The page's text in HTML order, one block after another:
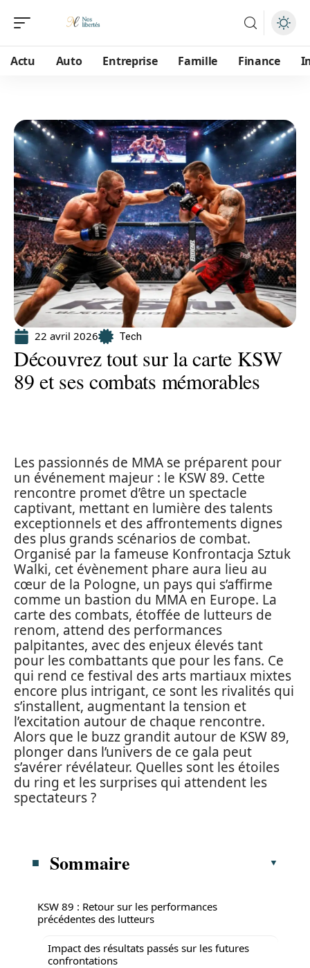
Actu Auto Entreprise Famille Finance
22 avril 2026 Tech
Découvrez tout sur la carte KSW
89 et ses combats mémorables
Les passionnés de MMA se préparent pour
un événement majeur : le KSW 89. Cette
rencontre promet d’être un spectacle
captivant, mettant en lumière des talents
exceptionnels et des affrontements dignes
des plus grands scénarios de combat.
Organisé par la fameuse Konfrontacja Sztuk
Walki, cet évènement phare aura lieu au
cœur de la Pologne, un pays qui s’affirme
comme un bastion du MMA en Europe. La
carte des combats, étoffée de lutteurs de
renom, attend des performances
palpitantes, avec des enjeux élevés tant
pour les combattants que pour les fans. Ce
qui rend ce festival des arts martiaux mixtes
encore plus intrigant, ce sont les rivalités qui
s’installent, augmentant la tension et
l’excitation autour de chaque rencontre.
Alors que le buzz grandit autour de KSW 89,
plonger dans l’univers de ce gala peut
s’avérer révélateur. Quelles sont les étoiles
du ring et les surprises qui attendent les
spectateurs ?
Sommaire
KSW 89 : Retour sur les performances
précédentes des lutteurs
Impact des résultats passés sur les futures
confrontations